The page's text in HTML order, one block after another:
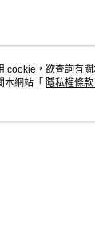
cookie，欲查詢有
本網站「 隱私權條款